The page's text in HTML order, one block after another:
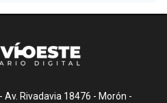
Rivadavia 18476 - Morón -